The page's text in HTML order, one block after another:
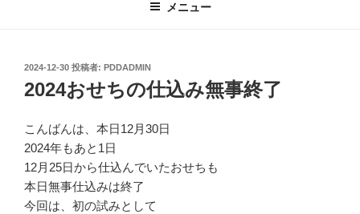
メニュー
投
稿
日:
2024-12-30 投稿者: PDDADMIN
2024おせちの仕込み無事終了
こんばんは、本日12月30日
2024年もあと1日
12月25日から仕込んでいたおせちも
本日無事仕込みは終了
今回は、初の試みとして